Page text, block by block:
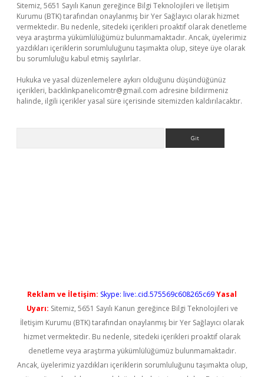
Sitemiz, 5651 Sayılı Kanun gereğince Bilgi Teknolojileri ve İletişim
Kurumu (BTK) tarafından onaylanmış bir Yer Sağlayıcı olarak hizmet
vermektedir. Bu nedenle, sitedeki içerikleri proaktif olarak denetleme
veya araştırma yükümlülüğümüz bulunmamaktadır. Ancak, üyelerimiz
yazdıkları içeriklerin sorumluluğunu taşımakta olup, siteye üye olarak
bu sorumluluğu kabul etmiş sayılırlar.
Hukuka ve yasal düzenlemelere aykırı olduğunu düşündüğünüz
içerikleri, backlinkpanelicomtr@gmail.com adresine bildirmeniz
halinde, ilgili içerikler yasal süre içerisinde sitemizden kaldırılacaktır.
Reklam ve İletişim: Skype: live:.cid.575569c608265c69Yasal
Uyarı: Sitemiz, 5651 Sayılı Kanun gereğince Bilgi Teknolojileri ve
İletişim Kurumu (BTK) tarafından onaylanmış bir Yer Sağlayıcı olarak
hizmet vermektedir. Bu nedenle, sitedeki içerikleri proaktif olarak
denetleme veya araştırma yükümlülüğümüz bulunmamaktadır.
Ancak, üyelerimiz yazdıkları içeriklerin sorumluluğunu taşımakta olup,